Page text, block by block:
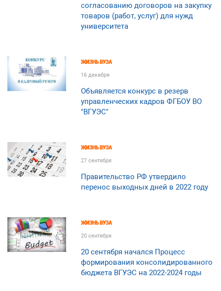
согласованию договоров на закупку
товаров (работ, услуг) для нужд
университета
ЖИЗНЬ ВУЗА
16 декабря
Объявляется конкурс в резерв
управленческих кадров ФГБОУ ВО
"ВГУЭС"
ЖИЗНЬ ВУЗА
27 сентября
Правительство РФ утвердило
перенос выходных дней в 2022 году
ЖИЗНЬ ВУЗА
20 сентября
20 сентября начался Процесс
формирования консолидированного
бюджета ВГУЭС на 2022-2024 годы